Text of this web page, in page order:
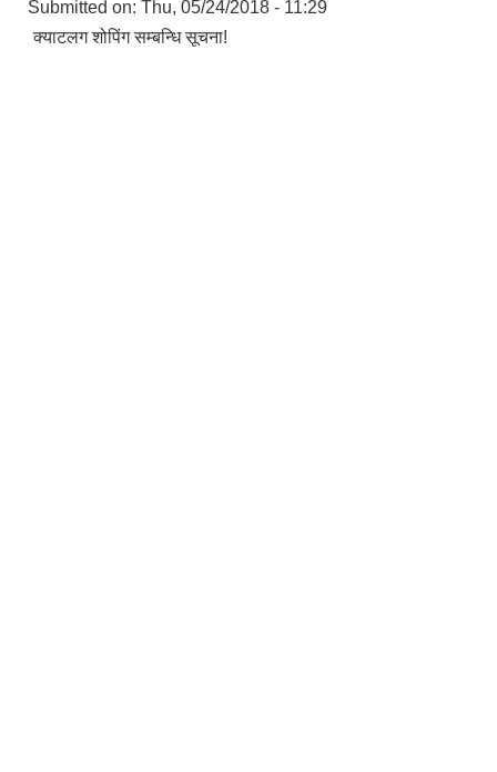
Submitted on: Thu, 05/24/2018 - 11:29
क्याटलग शोपिंग सम्बन्धि सूचना!